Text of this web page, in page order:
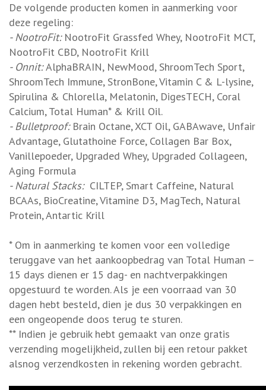
De volgende producten komen in aanmerking voor
deze regeling:
- NootroFit: NootroFit Grassfed Whey, NootroFit MCT,
NootroFit CBD, NootroFit Krill
- Onnit:AlphaBRAIN, NewMood, ShroomTech Sport,
ShroomTech Immune, StronBone, Vitamin C & L-lysine,
Spirulina & Chlorella, Melatonin, DigesTECH, Coral
Calcium, Total Human* & Krill Oil.
- Bulletproof: Brain Octane, XCT Oil, GABAwave, Unfair
Advantage, Glutathoine Force, Collagen Bar Box,
Vanillepoeder, Upgraded Whey, Upgraded Collageen,
Aging Formula
- Natural Stacks: CILTEP, Smart Caffeine, Natural
BCAAs, BioCreatine, Vitamine D3, MagTech, Natural
Protein, Antartic Krill
* Om in aanmerking te komen voor een volledige
teruggave van het aankoopbedrag van Total Human –
15 days dienen er 15 dag- en nachtverpakkingen
opgestuurd te worden. Als je een voorraad van 30
dagen hebt besteld, dien je dus 30 verpakkingen en
een ongeopende doos terug te sturen.
** Indien je gebruik hebt gemaakt van onze gratis
verzending mogelijkheid, zullen bij een retour pakket
alsnog verzendkosten in rekening worden gebracht.